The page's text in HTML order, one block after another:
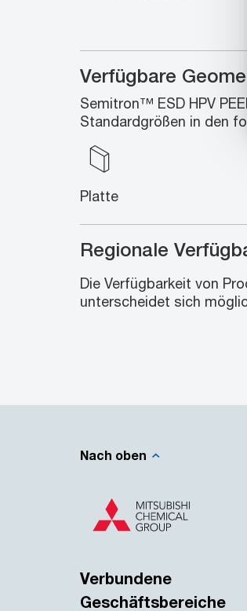
Verfügbare
Semitron™ ESD HPV
Standardgrößen in den
Platte
Regionale
Die Verfügbarkeit von
unterscheidet sich
Nach oben
Verbundene
Geschäftsbereiche